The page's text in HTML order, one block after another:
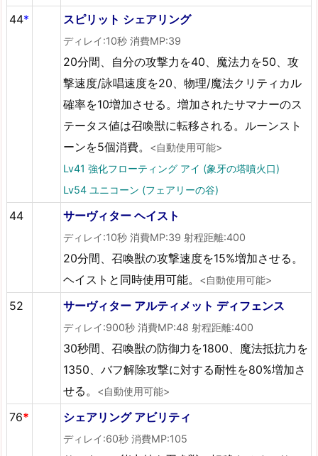
44* スピリット シェアリング
ディレイ:10秒 消費MP:39
20分間、自分の攻撃力を40、魔法力を50、攻
撃速度/詠唱速度を20、物理/魔法クリティカル
確率を10増加させる。増加されたサマナーのス
テータス値は召喚獣に転移される。ルーンスト
ーンを5個消費。
<自動使用可能>
Lv41 強化フローティング アイ (象牙の塔噴火口)
Lv54 ユニコーン (フェアリーの谷)
44 サーヴィター ヘイスト
ディレイ:10秒 消費MP:39 射程距離:400
20分間、召喚獣の攻撃速度を15%増加させる。
ヘイストと同時使用可能。
<自動使用可能>
52 サーヴィター アルティメット ディフェンス
ディレイ:900秒 消費MP:48 射程距離:400
30秒間、召喚獣の防御力を1800、魔法抵抗力を
1350、バフ解除攻撃に対する耐性を80%増加さ
せる。
<自動使用可能>
76* シェアリング アビリティ
ディレイ:60秒 消費MP:105